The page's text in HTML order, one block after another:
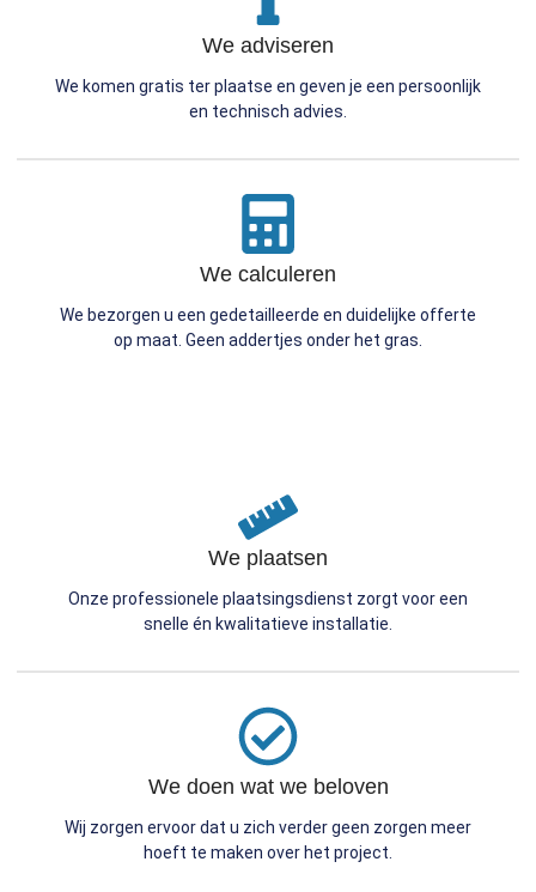
We adviseren
We komen gratis ter plaatse en geven je een persoonlijk
en technisch advies.
We calculeren
We bezorgen u een gedetailleerde en duidelijke offerte
op maat. Geen addertjes onder het gras.
We plaatsen
Onze professionele plaatsingsdienst zorgt voor een
snelle én kwalitatieve installatie.
We doen wat we beloven
Wij zorgen ervoor dat u zich verder geen zorgen meer
hoeft te maken over het project.